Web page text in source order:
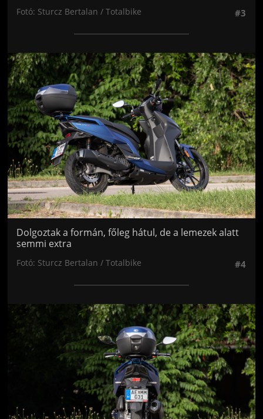
Fotó: Sturcz Bertalan / Totalbike #3
Jön még kép!
Dolgoztak a formán, főleg hátul, de a lemezek alatt
semmi extra
Fotó: Sturcz Bertalan / Totalbike #4
Jön még kép!